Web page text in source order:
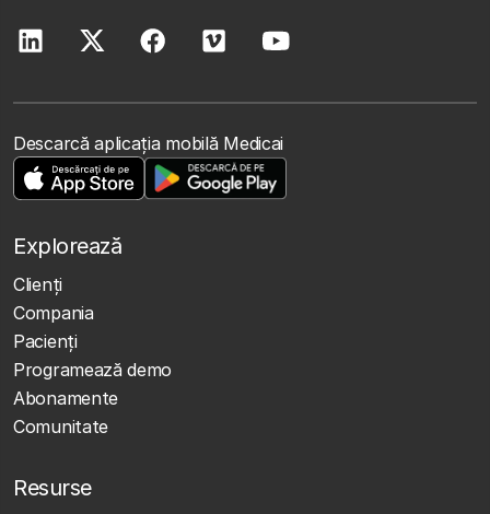
Descarcă aplicația mobilă Medicai
Explorează
Clienţi
Compania
Pacienți
Programează demo
Abonamente
Comunitate
Resurse